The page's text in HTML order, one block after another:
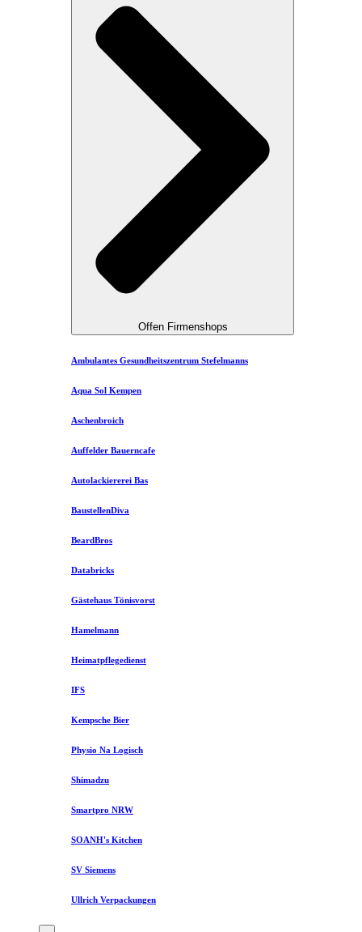
Offen Firmenshops
Ambulantes Gesundheitszentrum Stefelmanns
Aqua Sol Kempen
Aschenbroich
Auffelder Bauerncafe
Autolackiererei Bas
BaustellenDiva
BeardBros
Databricks
Gästehaus Tönisvorst
Hamelmann
Heimatpflegedienst
IFS
Kempsche Bier
Physio Na Logisch
Shimadzu
Smartpro NRW
SOANH's Kitchen
SV Siemens
Ullrich Verpackungen